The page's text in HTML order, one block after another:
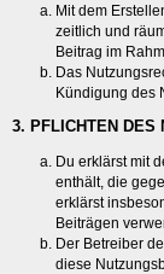
Mit dem
zeitlich und
Beitrag im
Das
Kündigung des
3. PFLICHTEN DES
Du erklärst mit
enthält, die
erklärst
Beiträgen
Der Betreiber
diese